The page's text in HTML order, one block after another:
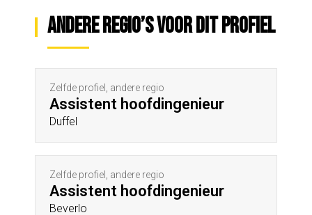
Andere regio’s voor dit profiel
Zelfde profiel, andere regio
Assistent hoofdingenieur
Duffel
Zelfde profiel, andere regio
Assistent hoofdingenieur
Beverlo